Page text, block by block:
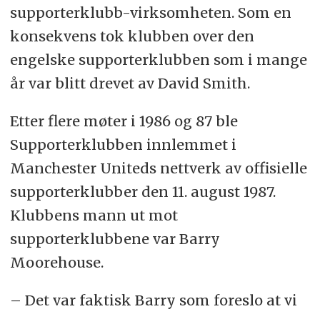
supporterklubb-virksomheten. Som en
konsekvens tok klubben over den
engelske supporterklubben som i mange
år var blitt drevet av David Smith.
Etter flere møter i 1986 og 87 ble
Supporterklubben innlemmet i
Manchester Uniteds nettverk av offisielle
supporterklubber den 11. august 1987.
Klubbens mann ut mot
supporterklubbene var Barry
Moorehouse.
– Det var faktisk Barry som foreslo at vi